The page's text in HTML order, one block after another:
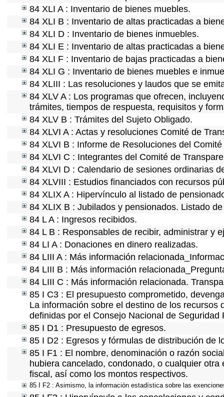
84 XLI A : Inventario de bienes muebles.
84 XLI B : Inventario de altas practicadas a
84 XLI D : Inventario de bienes inmuebles.
84 XLI E : Inventario de altas practicadas a
84 XLI F : Inventario de bajas practicadas a
84 XLI G : Inventario de bienes muebles e
84 XLIII : Las resoluciones y laudos que se
84 XLV A : Los programas que ofrecen,
trámites, tiempos de respuesta, requisitos y
84 XLV B : Trámites del Sujeto Obligado.
84 XLVI A : Actas y resoluciones Comité de
84 XLVI B : Informe de Resoluciones del
84 XLVI C : Integrantes del Comité de
84 XLVI D : Calendario de sesiones ordinarias
84 XLVIII : Estudios financiados con recursos
84 XLIX A : Hipervínculo al listado de
84 XLIX B : Jubilados y pensionados. Listado
84 L A : Ingresos recibidos.
84 L B : Responsables de recibir, administrar y
84 LI A : Donaciones en dinero realizadas.
84 LIII A : Más información
84 LIII B : Más información
84 LIII C : Más información relacionada.
85 I C3 : El presupuesto comprometido,
La información sobre el destino de los
definidas por el Consejo Nacional de Seguridad
85 I D1 : Presupuesto de egresos.
85 I D2 : Egresos y fórmulas de distribución de
85 I F1 : El nombre, denominación o razón
hubiera cancelado, condonado, o cualquier
fiscal, así como los montos respectivos.
85 I F2 : Asimismo, la información estadística sobre las